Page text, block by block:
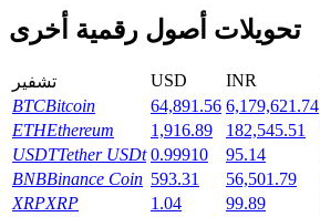
خنزير الطاقة
تحويلات أصول رقمية أخرى
تشفير USD INR
BTCBitcoin 64,891.56 6,179,621.74
ETHEthereum 1,916.89 182,545.51
USDTTether USDt 0.99910 95.14
BNBBinance Coin 593.31 56,501.79
XRPXRP 1.04 99.89